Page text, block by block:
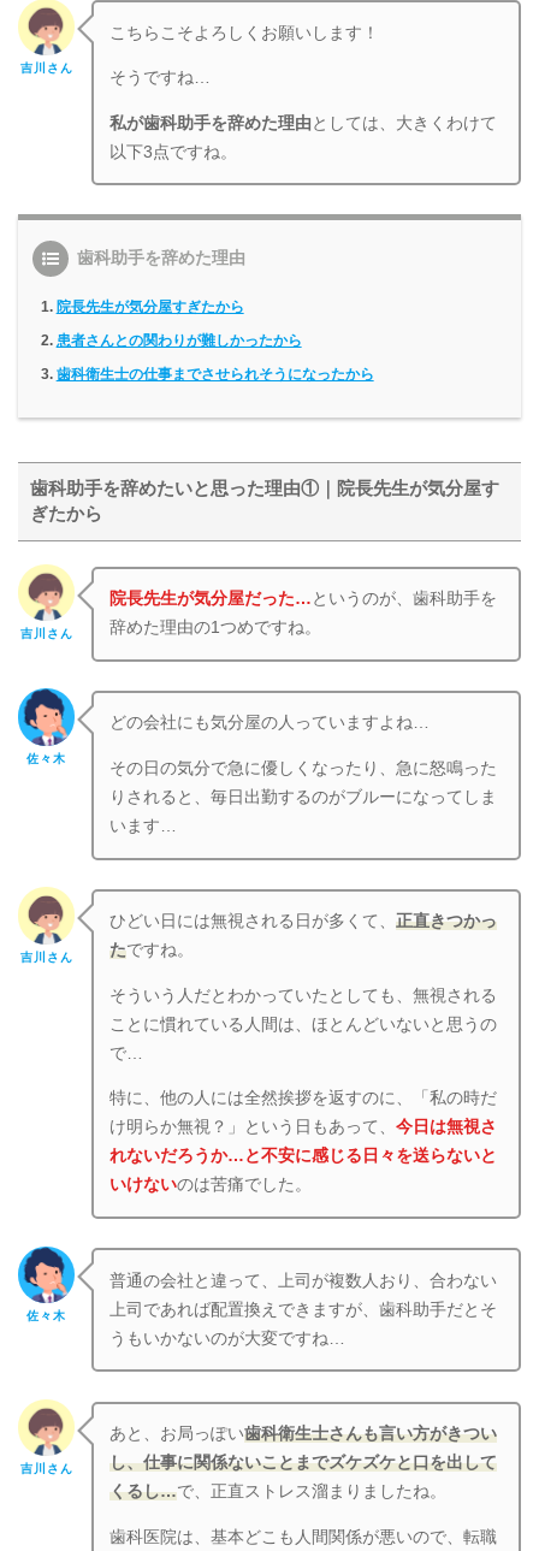
吉川さん
こちらこそよろしくお願いします！
そうですね…
私が歯科助手を辞めた理由 としては、大きくわけて
以下3点ですね。
歯科助手を辞めた理由
院長先生が気分屋すぎたから
患者さんとの関わりが難しかったから
歯科衛生士の仕事までさせられそうになったから
歯科助手を辞めたいと思った理由①｜院長先生が気分屋す
ぎたから
吉川さん
院長先生が気分屋だった… というのが、歯科助手を
辞めた理由の1つめですね。
佐々木
どの会社にも気分屋の人っていますよね…
その日の気分で急に優しくなったり、急に怒鳴った
りされると、毎日出勤するのがブルーになってしま
います…
吉川さん
ひどい日には無視される日が多くて、正直きつかっ
たですね。
そういう人だとわかっていたとしても、無視される
ことに慣れている人間は、ほとんどいないと思うの
で…
特に、他の人には全然挨拶を返すのに、「私の時だ
け明らか無視？」という日もあって、今日は無視さ
れないだろうか…と不安に感じる日々を送らないと
いけないのは苦痛でした。
佐々木
普通の会社と違って、上司が複数人おり、合わない
上司であれば配置換えできますが、歯科助手だとそ
うもいかないのが大変ですね…
吉川さん
あと、お局っぽい歯科衛生士さんも言い方がきつい
し、仕事に関係ないことまでズケズケと口を出して
くるし…で、正直ストレス溜まりましたね。
歯科医院は、基本どこも人間関係が悪いので、転職